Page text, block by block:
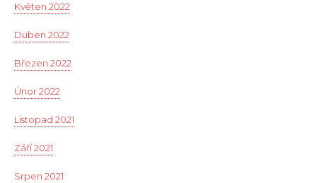
Květen 2022
Duben 2022
Březen 2022
Únor 2022
Listopad 2021
Září 2021
Srpen 2021